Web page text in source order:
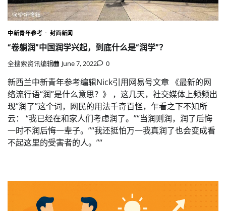
中新青年参考 封面新闻
“卷躺润”中国润学兴起，到底什么是“润学”？
全搜索资讯编辑 June 7, 2022 0
新西兰中新青年参考编辑Nick引用网易号文章 《最新的网
络流行语“润”是什么意思？》 ，这几天，社交媒体上频频出
现“润了”这个词，网民的用法千奇百怪，乍看之下不知所
云： “我已经在和家人们考虑润了。”“当润则润，润了后悔
一时不润后悔一辈子。”“我还挺怕万一我真润了也会变成看
不起这里的受害者的人。”“